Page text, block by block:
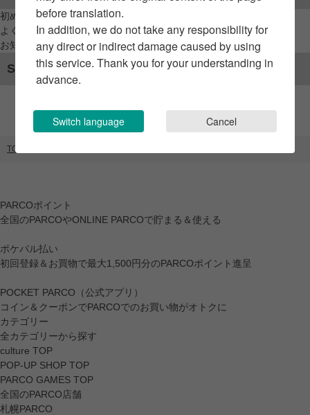
初めてのお客様へ
よくあるご質問 / お問い合わせ
お知らせ
SNSアカウント
TOP
PARCOポイント
全国のPARCOやONLINE PARCOで貯まる＆使える
ポケパル払い
初回登録＆お買物で最大1,500円分のPARCOポイント進呈
POCKET PARCO（公式アプリ）
コイン＆クーポンでPARCOでのお買い物がオトクに
カテゴリー
全カテゴリーから探す
culture TOP
POP-UP SHOP TOP
PARCO GAMES TOP
全国のPARCO店舗
札幌PARCO
before translation.
In addition, we do not take any responsibility for
any direct or indirect damage caused by using
this service. Thank you for your understanding in
advance.
Switch language Cancel